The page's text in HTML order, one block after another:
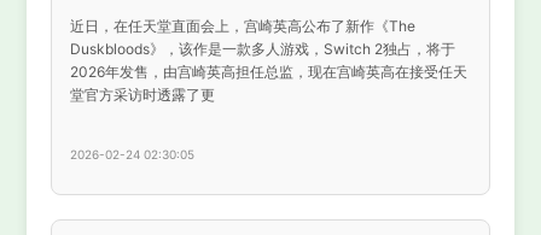
近日，在任天堂直面会上，宫崎英高公布了新作《The
Duskbloods》，该作是一款多人游戏，Switch 2独占，将于
2026年发售，由宫崎英高担任总监，现在宫崎英高在接受任天
堂官方采访时透露了更
2026-02-24 02:30:05